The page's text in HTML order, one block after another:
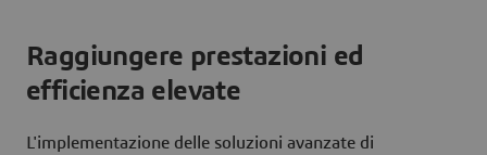
Raggiungere prestazioni ed
efficienza elevate
L'implementazione delle soluzioni avanzate di